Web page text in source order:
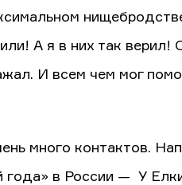
А я в них так
И всем чем мог
много контактов.
года» в России — У